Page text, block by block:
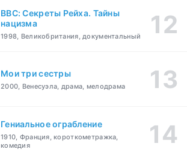
BBC: Секреты Рейха. Тайны
нацизма
1998, Великобритания, документальный
Мои три сестры
2000, Венесуэла, драма, мелодрама
Гениальное ограбление
1910, Франция, короткометражка,
комедия